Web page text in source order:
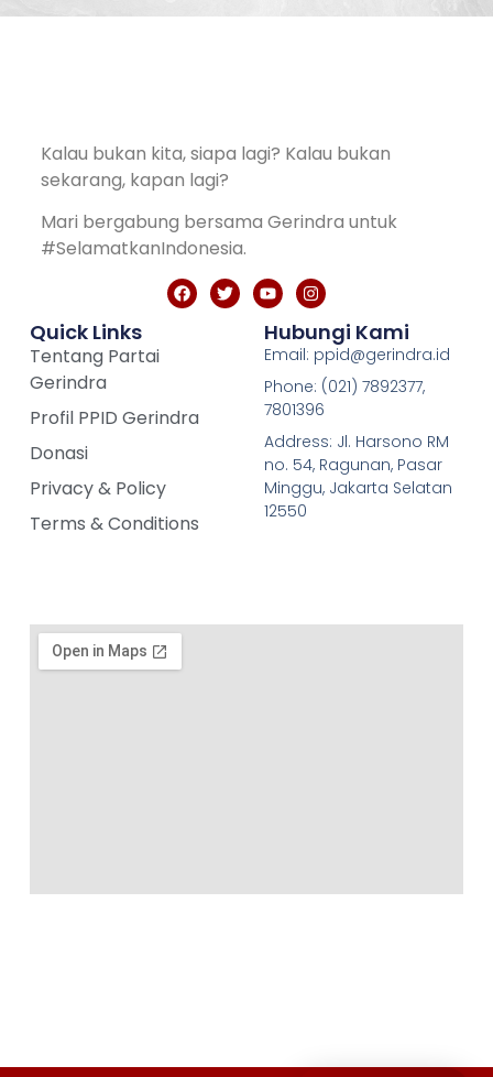
Kalau bukan kita, siapa lagi? Kalau bukan
sekarang, kapan lagi?
Mari bergabung bersama Gerindra untuk
#SelamatkanIndonesia.
Quick Links
Tentang Partai
Gerindra
Profil PPID Gerindra
Donasi
Privacy & Policy
Terms & Conditions
Hubungi Kami
Email: ppid@gerindra.id
Phone: (021) 7892377,
7801396
Address: Jl. Harsono RM
no. 54, Ragunan, Pasar
Minggu, Jakarta Selatan
12550